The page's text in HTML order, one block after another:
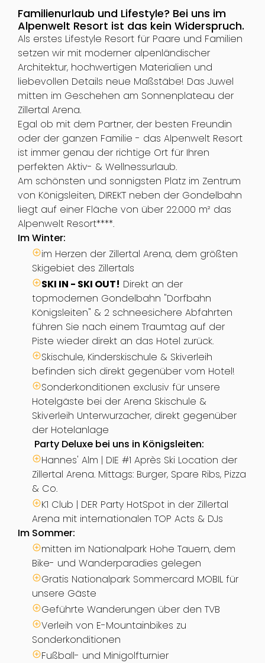
Familienurlaub und Lifestyle? Bei uns im
Alpenwelt Resort ist das kein Widerspruch.
Als erstes Lifestyle Resort für Paare und Familien
setzen wir mit moderner alpenländischer
Architektur, hochwertigen Materialien und
liebevollen Details neue Maßstäbe! Das Juwel
mitten im Geschehen am Sonnenplateau der
Zillertal Arena.
Egal ob mit dem Partner, der besten Freundin
oder der ganzen Familie - das Alpenwelt Resort
ist immer genau der richtige Ort für Ihren
perfekten Aktiv- & Wellnessurlaub.
Am schönsten und sonnigsten Platz im Zentrum
von Königsleiten, DIREKT neben der Gondelbahn
liegt auf einer Fläche von über 22.000 m² das
Alpenwelt Resort****.
Im Winter:
im Herzen der Zillertal Arena, dem größten
Skigebiet des Zillertals
SKI IN - SKI OUT! Direkt an der
topmodernen Gondelbahn "Dorfbahn
Königsleiten" & 2 schneesichere Abfahrten
führen Sie nach einem Traumtag auf der
Piste wieder direkt an das Hotel zurück.
Skischule, Kinderskischule & Skiverleih
befinden sich direkt gegenüber vom Hotel!
Sonderkonditionen exclusiv für unsere
Hotelgäste bei der Arena Skischule &
Skiverleih Unterwurzacher, direkt gegenüber
der Hotelanlage
Party Deluxe bei uns in Königsleiten:
Hannes' Alm | DIE #1 Après Ski Location der
Zillertal Arena. Mittags: Burger, Spare Ribs, Pizza
& Co.
K1 Club | DER Party HotSpot in der Zillertal
Arena mit internationalen TOP Acts & DJs
Im Sommer:
mitten im Nationalpark Hohe Tauern, dem
Bike- und Wanderparadies gelegen
Gratis Nationalpark Sommercard MOBIL für
unsere Gäste
Geführte Wanderungen über den TVB
Verleih von E-Mountainbikes zu
Sonderkonditionen
Fußball- und Minigolfturnier